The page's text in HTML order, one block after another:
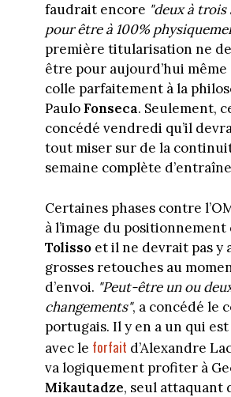
faudrait encore "deux à trois
pour être à 100%
première titularisation ne
être pour aujourd’hui
colle parfaitement à la
PauloFonseca. Seulement,
concédé vendredi qu’il
tout miser sur de la
semaine complète
Certaines phases contre
à l’image du
Tolissoet il ne devrait pas y
grosses retouches au
d’envoi. "Peut-être un ou
changements", a concédé le
portugais. Il y en a un qui
avec le forfait d’Alexandre
va logiquement profiter à
Mikautadze, seul attaquant